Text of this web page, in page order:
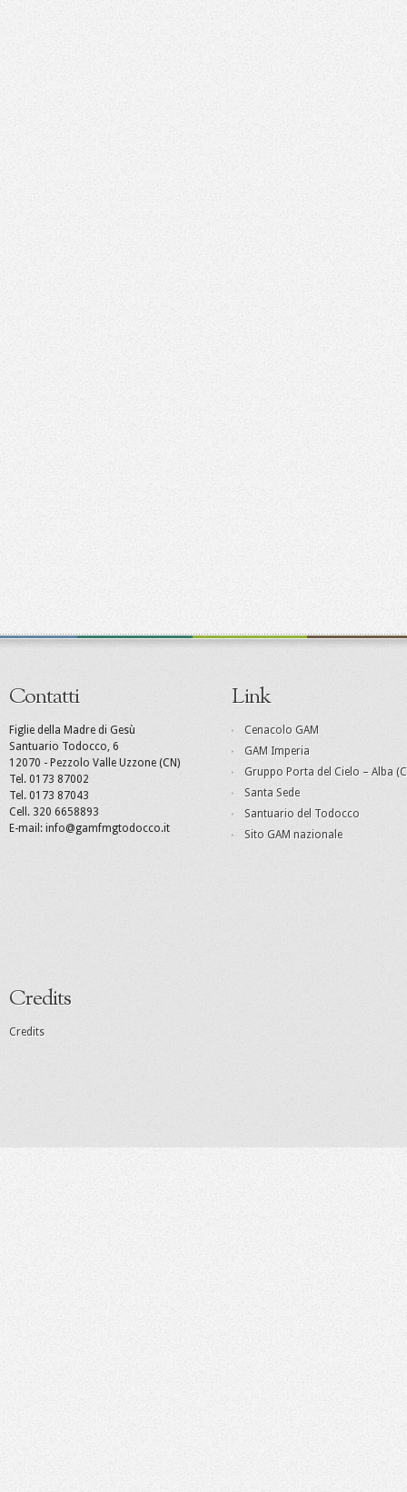
Contatti
Figlie della Madre di Gesù
Santuario Todocco, 6
12070 - Pezzolo Valle Uzzone (CN)
Tel. 0173 87002
Tel. 0173 87043
Cell. 320 6658893
E-mail: info@gamfmgtodocco.it
Link
Cenacolo GAM
GAM Imperia
Gruppo Porta del Cielo – Alba
Santa Sede
Santuario del Todocco
Sito GAM nazionale
Credits
Credits